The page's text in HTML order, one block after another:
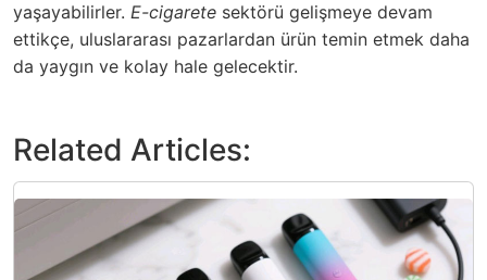
yaşayabilirler. E-cigarete sektörü gelişmeye devam
ettikçe, uluslararası pazarlardan ürün temin etmek daha
da yaygın ve kolay hale gelecektir.
Related Articles: